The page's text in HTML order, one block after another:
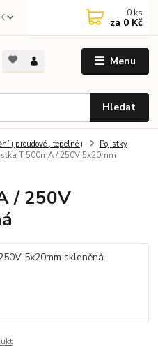
Menu
Hledat
0 ks
za 0 Kč
( proudové , tepelné )
Pojistky
T 500mA / 250V 5x20mm
/ 250V